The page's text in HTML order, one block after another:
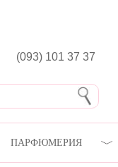
(093) 101 37 37
ПАРФЮМЕРИЯ